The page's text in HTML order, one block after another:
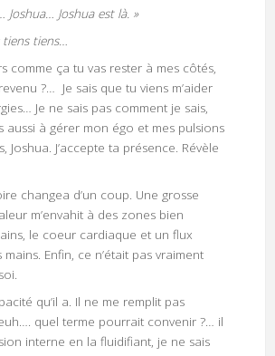
Joshua… Joshua est là. »
tiens tiens…
comme ça tu vas rester à mes côtés,
?… Je sais que tu viens m’aider
Je ne sais pas comment je sais,
aussi à gérer mon égo et mes pulsions
Joshua. J’accepte ta présence. Révèle
changea d’un coup. Une grosse
m’envahit à des zones bien
le coeur cardiaque et un flux
Enfin, ce n’était pas vraiment
qu’il a. Il ne me remplit pas
quel terme pourrait convenir ?… il
interne en la fluidifiant, je ne sais